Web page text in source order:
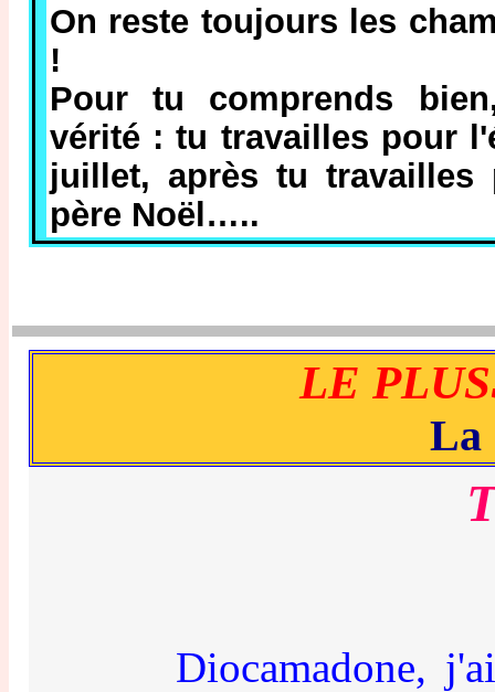
On reste toujours les
!
Pour tu comprends
vérité : tu travailles pour
juillet, après tu travailles
père Noël…..
LE
La
Diocamadone, j'ai